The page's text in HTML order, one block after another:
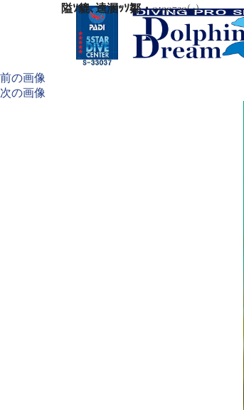
前の画像
次の画像
隘ｿ貔､逵溷ｯｿ鄒・0190720(4)